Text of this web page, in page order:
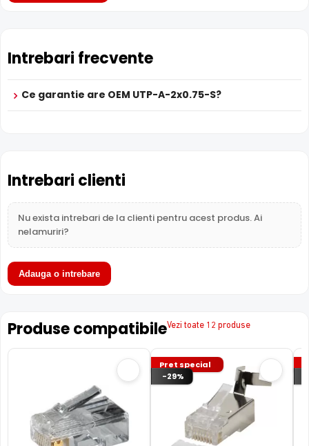
Intrebari frecvente
Ce garantie are OEM UTP-A-2x0.75-S?
Intrebari clienti
Nu exista intrebari de la clienti pentru acest produs. Ai
nelamuriri?
Adauga o intrebare
Produse compatibileVezi toate 12 produse
Pret special
-29%